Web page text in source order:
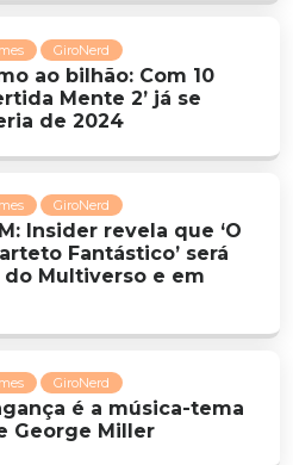
GiroNerd
ao bilhão: Com 10
Mente 2’ já se
de 2024
GiroNerd
Insider revela que ‘O
Fantástico’ será
do Multiverso e em
GiroNerd
é a música-tema
George Miller